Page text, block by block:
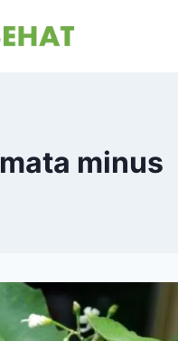
mata minus